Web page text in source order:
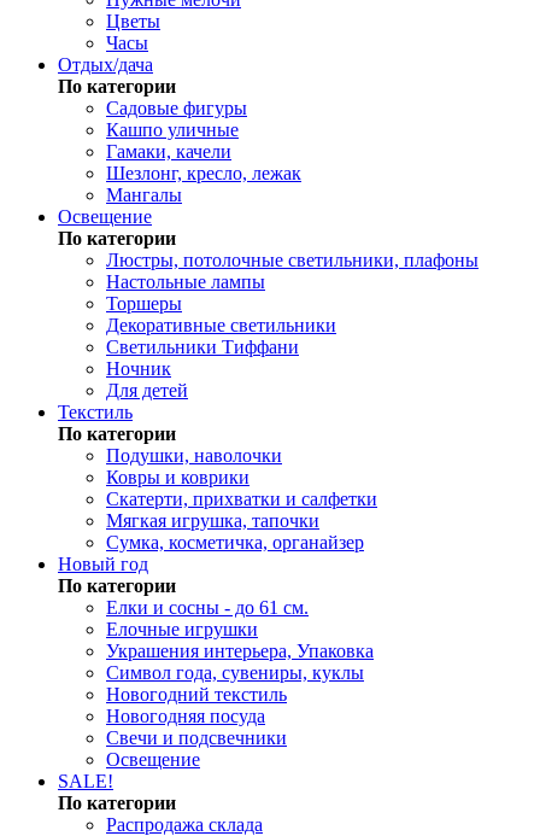
Цветы
Часы
Отдых/дача
По категории
Садовые фигуры
Кашпо уличные
Гамаки, качели
Шезлонг, кресло, лежак
Мангалы
Освещение
По категории
Люстры, потолочные светильники, плафоны
Настольные лампы
Торшеры
Декоративные светильники
Светильники Тиффани
Ночник
Для детей
Текстиль
По категории
Подушки, наволочки
Ковры и коврики
Скатерти, прихватки и салфетки
Мягкая игрушка, тапочки
Сумка, косметичка, органайзер
Новый год
По категории
Елки и сосны - до 61 см.
Елочные игрушки
Украшения интерьера, Упаковка
Символ года, сувениры, куклы
Новогодний текстиль
Новогодняя посуда
Свечи и подсвечники
Освещение
SALE!
По категории
Распродажа склада